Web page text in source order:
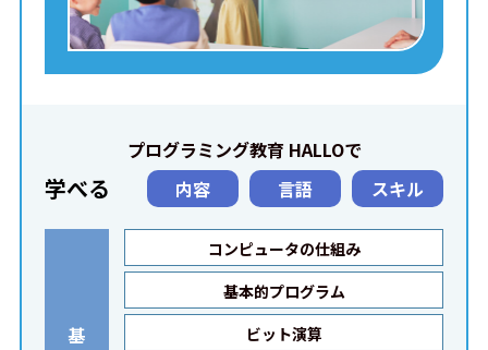
プログラミング教育 HALLOで
学べる 内容 言語 スキル
基
コンピュータの仕組み
基本的プログラム
ビット演算